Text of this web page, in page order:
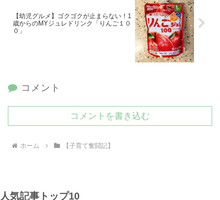
【幼児グルメ】ゴクゴクが止まらない！1
歳からのMYジュレドリンク「りんご１０
０」
コメント
コメントを書き込む
ホーム 【子育て奮闘記】
人気記事トップ10